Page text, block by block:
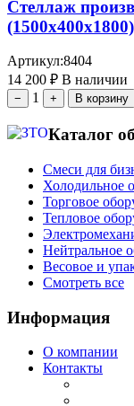
Стеллаж
(1500х400х1800)
Артикул:8404
14 200 ₽ В наличии
− 1 + В корзину
Каталог
Смеси для
Холодильное
Торговое
Тепловое
Нейтральное
Весовое и
Смотреть все
Информация
О компании
Контакты